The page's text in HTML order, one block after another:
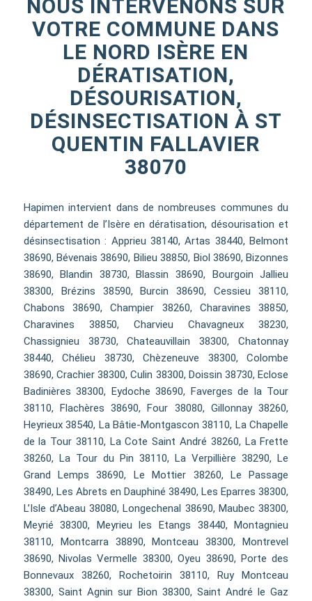
NOUS INTERVENONS SUR
VOTRE COMMUNE DANS
LE NORD ISÈRE EN
DÉRATISATION,
DÉSOURISATION,
DÉSINSECTISATION À ST
QUENTIN FALLAVIER
38070
Hapimen intervient dans de nombreuses communes du
département de l’Isère en dératisation, désourisation et
désinsectisation : Apprieu 38140, Artas 38440, Belmont
38690, Bévenais 38690, Bilieu 38850, Biol 38690, Bizonnes
38690, Blandin 38730, Blassin 38690, Bourgoin Jallieu
38300, Brézins 38590, Burcin 38690, Cessieu 38110,
Chabons 38690, Champier 38260, Charavines 38850,
Charavines 38850, Charvieu Chavagneux 38230,
Chassignieu 38730, Chateauvillain 38300, Chatonnay
38440, Chélieu 38730, Chèzeneuve 38300, Colombe
38690, Crachier 38300, Culin 38300, Doissin 38730, Eclose
Badinières 38300, Eydoche 38690, Faverges de la Tour
38110, Flachères 38690, Four 38080, Gillonnay 38260,
Heyrieux 38540, La Bâtie-Montgascon 38110, La Chapelle
de la Tour 38110, La Cote Saint André 38260, La Frette
38260, La Tour du Pin 38110, La Verpillière 38290, Le
Grand Lemps 38690, Le Mottier 38260, Le Passage
38490, Les Abrets en Dauphiné 38490, Les Eparres 38300,
L’Isle d’Abeau 38080, Longechenal 38690, Maubec 38300,
Meyrié 38300, Meyrieu les Etangs 38440, Montagnieu
38110, Montcarra 38890, Montceau 38300, Montrevel
38690, Nivolas Vermelle 38300, Oyeu 38690, Porte des
Bonnevaux 38260, Rochetoirin 38110, Ruy Montceau
38300, Saint Agnin sur Bion 38300, Saint André le Gaz